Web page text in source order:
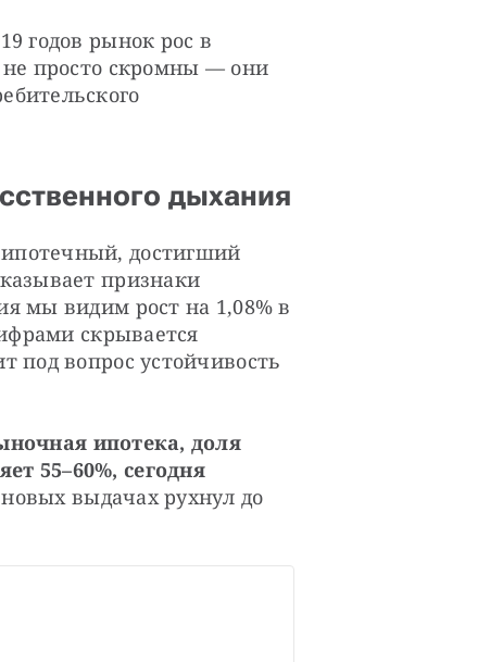
годов рынок рос в
не просто скромны — они
дыхания
достигший
признаки
мы видим рост на 1,08% в
скрывается
под вопрос устойчивость
ипотека, доля
55–60%, сегодня
выдачах рухнул до